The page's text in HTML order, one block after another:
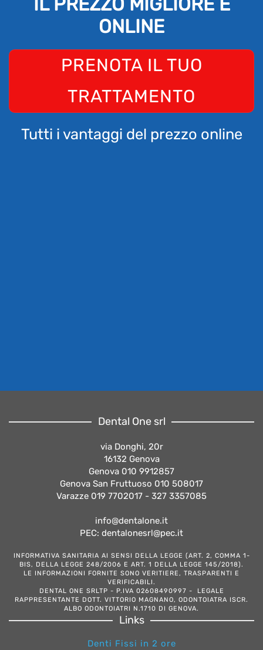
ONLINE
PRENOTA IL TUO
TRATTAMENTO
Tutti i vantaggi del prezzo online
Dental One srl
via Donghi, 20r
16132 Genova
Genova 010 9912857
Genova San Fruttuoso 010 508017
Varazze 019 7702017 - 327 3357085
info@dentalone.it
PEC: dentalonesrl@pec.it
INFORMATIVA SANITARIA AI SENSI DELLA LEGGE (ART. 2, COMMA 1-
BIS, DELLA LEGGE 248/2006 E ART. 1 DELLA LEGGE 145/2018).
LE INFORMAZIONI FORNITE SONO VERITIERE, TRASPARENTI E
VERIFICABILI.
DENTAL ONE SRLTP - P.IVA 02608490997 - LEGALE
RAPPRESENTANTE DOTT. VITTORIO MAGNANO, ODONTOIATRA ISCR.
ALBO ODONTOIATRI N.1710 DI GENOVA.
Links
Denti Fissi in 2 ore